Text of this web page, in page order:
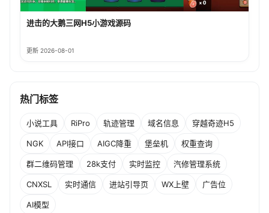
进击的大鹅三网H5小游戏源码
更新 2026-08-01
热门标签
小说工具 RiPro 轨迹管理 域名信息 穿越奇迹H5
NGK API接口 AIGC降重 堡垒机 权重查询
群二维码管理 28k支付 实时监控 汽修管理系统
CNXSL 实时通信 进站引导页 WX上壁 广告位
AI模型